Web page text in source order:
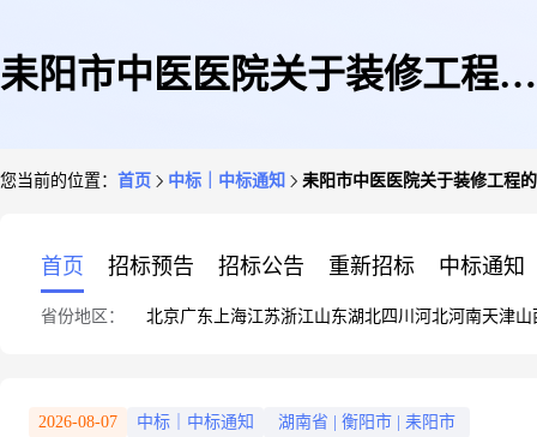
耒阳市中医医院关于装修工程的
您当前的位置： 首页 中标｜中标通知 耒阳市中医医院关于装修工程
首页 招标预告 招标公告 重新招标 中标通知
省份地区： 北京广东 上海江苏浙江山东湖北四川 河北河南天津山
2026-08-07 中标｜中标通知 湖南省 衡阳市 耒阳市